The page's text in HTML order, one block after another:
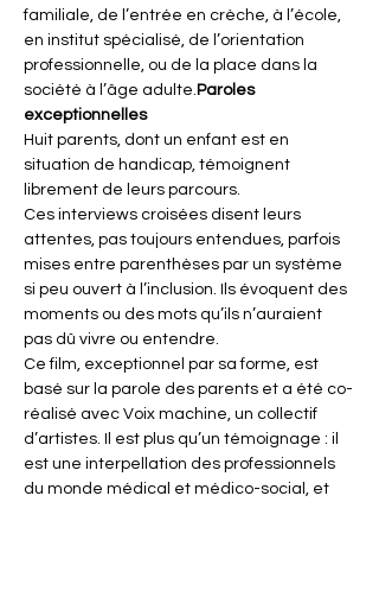
familiale, de l’entrée en crèche, à l’école,
en institut spécialisé, de l’orientation
professionnelle, ou de la place dans la
société à l’âge adulte. Paroles
exceptionnelles
Huit parents, dont un enfant est en
situation de handicap, témoignent
librement de leurs parcours.
Ces interviews croisées disent leurs
attentes, pas toujours entendues, parfois
mises entre parenthèses par un système
si peu ouvert à l’inclusion. Ils évoquent des
moments ou des mots qu’ils n’auraient
pas dû vivre ou entendre.
Ce film, exceptionnel par sa forme, est
basé sur la parole des parents et a été co-
réalisé avec Voix machine, un collectif
d’artistes. Il est plus qu’un témoignage : il
est une interpellation des professionnels
du monde médical et médico-social, et